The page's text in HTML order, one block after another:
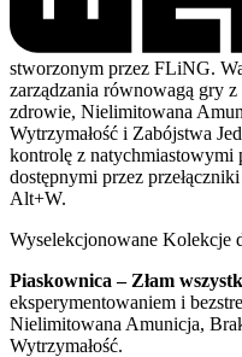
stworzonym przez FLiNG.
zarządzania równowagą gry
zdrowie, Nielimitowana
Wytrzymałość i Zabójstwa
kontrolę z natychmiastowymi
dostępnymi przez
Alt+W.
Wyselekcjonowane Kolekcje
Piaskownica – Złam
eksperymentowaniem i
Nielimitowana Amunicja,
Wytrzymałość.